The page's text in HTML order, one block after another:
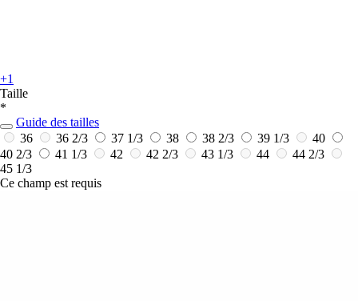
+1
Taille
*
Guide des tailles
36
36 2/3 37 1/3 38 38 2/3 39 1/3
40
40 2/3
41 1/3 42 42 2/3 43 1/3 44
44 2/3
45 1/3
Ce champ est requis